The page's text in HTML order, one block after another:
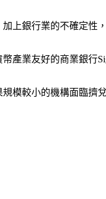
上銀行業的不確定性
產業友好的商業銀行
模較小的機構面臨擠